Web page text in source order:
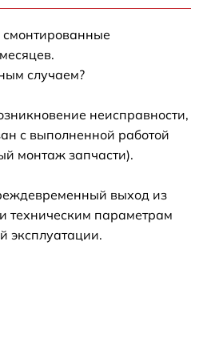
смонтированные
случаем?
неисправности,
с выполненной работой
монтаж запчасти).
выход из
техническим параметрам
эксплуатации.